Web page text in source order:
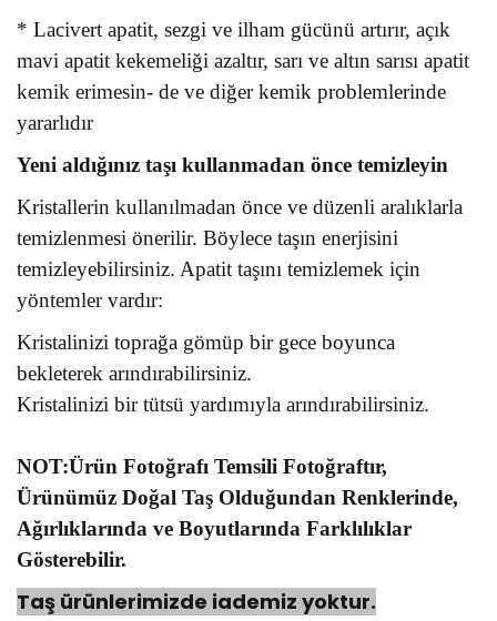
* Lacivert apatit, sezgi ve ilham gücünü artırır, açık
mavi apatit kekemeliği azaltır, sarı ve altın sarısı apatit
kemik erimesin- de ve diğer kemik problemlerinde
yararlıdır
Yeni aldığınız taşı kullanmadan önce temizleyin
Kristallerin kullanılmadan önce ve düzenli aralıklarla
temizlenmesi önerilir. Böylece taşın enerjisini
temizleyebilirsiniz. Apatit taşını temizlemek için
yöntemler vardır:
Kristalinizi toprağa gömüp bir gece boyunca
bekleterek arındırabilirsiniz.
Kristalinizi bir tütsü yardımıyla arındırabilirsiniz.
NOT:Ürün Fotoğrafı Temsili Fotoğraftır,
Ürünümüz Doğal Taş Olduğundan Renklerinde,
Ağırlıklarında ve Boyutlarında Farklılıklar
Gösterebilir.
Taş ürünlerimizde iademiz yoktur.